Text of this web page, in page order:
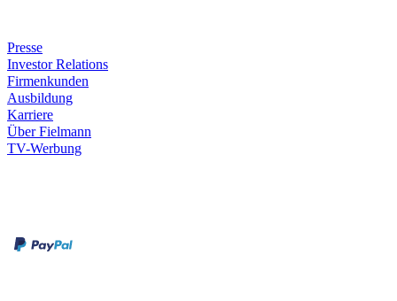
Presse
Investor Relations
Firmenkunden
Ausbildung
Karriere
Über Fielmann
TV-Werbung